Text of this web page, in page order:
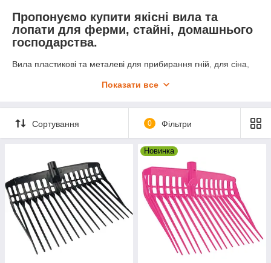
Пропонуємо купити якісні вила та
лопати для ферми, стайні, домашнього
господарства.
Вила пластикові та металеві для прибирання гній, для сіна,
Весь інвентар дуже високої якості.
Показати все
Сортування 0 Фільтри
Новинка